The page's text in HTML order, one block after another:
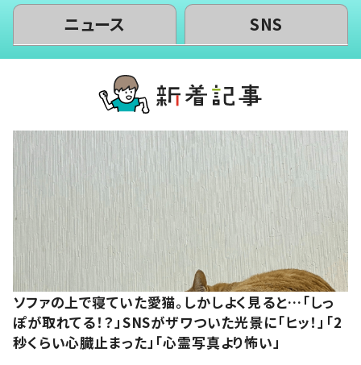
ニュース SNS
ソファの上で寝ていた愛猫。しかしよく見ると…「しっ
ぽが取れてる！？」SNSがザワついた光景に「ヒッ！」「2
秒くらい心臓止まった」「心霊写真より怖い」